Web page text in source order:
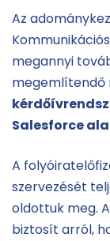
Az
megannyi
megemlítendő
Salesforce
A
szervezését
oldottuk meg.
biztosít arról,